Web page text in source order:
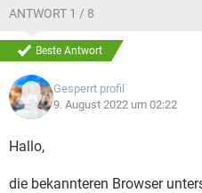
ANTWORT 1 / 8
Beste Antwort
Gesperrt profil
9. August 2022 um 02:22
Hallo,
die bekannteren Browser